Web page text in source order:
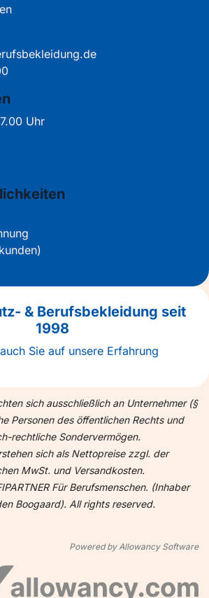
Uhr
& Berufsbekleidung seit
1998
Sie auf unsere Erfahrung
sich ausschließlich an Unternehmer (§
Personen des öffentlichen Rechts und
rechtliche Sondervermögen.
sich als Nettopreise zzgl. der
MwSt. und Versandkosten.
Für Berufsmenschen. (Inhaber
Boogaard). All rights reserved.
Powered by Allowancy Software